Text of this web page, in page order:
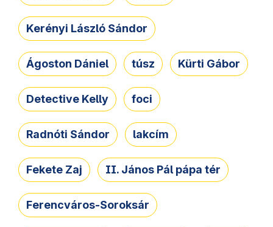
Kerényi László Sándor
Ágoston Dániel túsz Kürti Gábor
Detective Kelly foci
Radnóti Sándor lakcím
Fekete Zaj II. János Pál pápa tér
Ferencváros-Soroksár